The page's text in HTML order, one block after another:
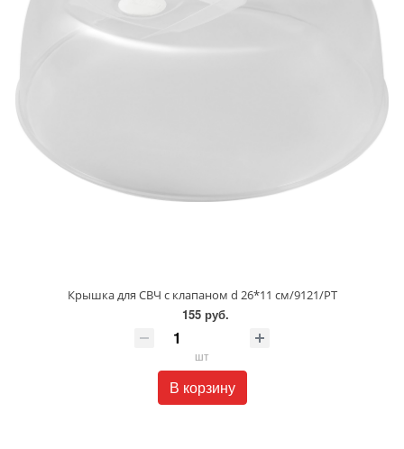
Крышка для СВЧ с клапаном d 26*11 см/9121/РТ
155 руб.
шт
В корзину